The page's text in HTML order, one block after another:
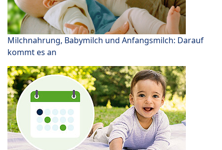
Milchnahrung, Babymilch und Anfangsmilch: Darauf
kommt es an